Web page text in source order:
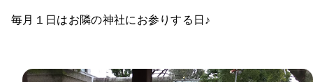
毎月１日はお隣の神社にお参りする日♪